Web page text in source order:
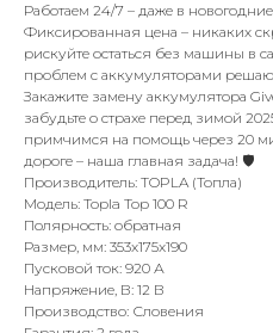
Работаем 24/7 – даже в
Фиксированная цена – никаких
рискуйте остаться без машины в
проблем с аккумуляторами
Закажите замену аккумулятора
забудьте о страхе перед зимой
примчимся на помощь через 20
дороге – наша главная задача! 🛡️
Производитель: TOPLA (Топла)
Модель: Topla Top 100 R
Полярность: обратная
Размер, мм: 353x175x190
Пусковой ток: 920 А
Напряжение, В: 12 В
Производство: Словения